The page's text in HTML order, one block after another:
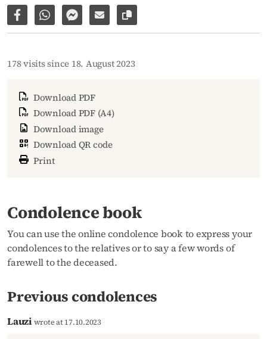
Share on Facebook
Share via WhatsApp
Share via Facebook Messenger
Share via E-Mail
Copy link to page
178 visits since 18. August 2023
Download PDF
Download PDF (A4)
Download image
Download QR code
Print
Condolence book
You can use the online condolence book to express your
condolences to the relatives or to say a few words of
farewell to the deceased.
Previous condolences
Lauzi wrote at 17.10.2023